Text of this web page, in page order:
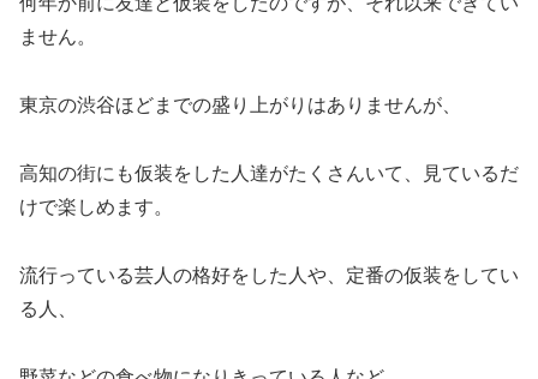
ません。
東京の渋谷ほどまでの盛り上がりはありませんが、
高知の街にも仮装をした人達がたくさんいて、見ているだ
けで楽しめます。
流行っている芸人の格好をした人や、定番の仮装をしてい
る人、